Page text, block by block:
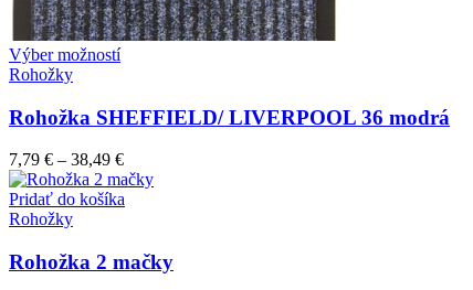
Výber možnostíTento
viacero
variantov.
Možnosti
si
môžete
vybrať
stránke
produktu.
Rohožky
Rohožka SHEFFIELD/ LIVERPOOL 36 modrá
7,79 € – 38,49 €
Pridať do košíka
Rohožky
Rohožka 2 mačky